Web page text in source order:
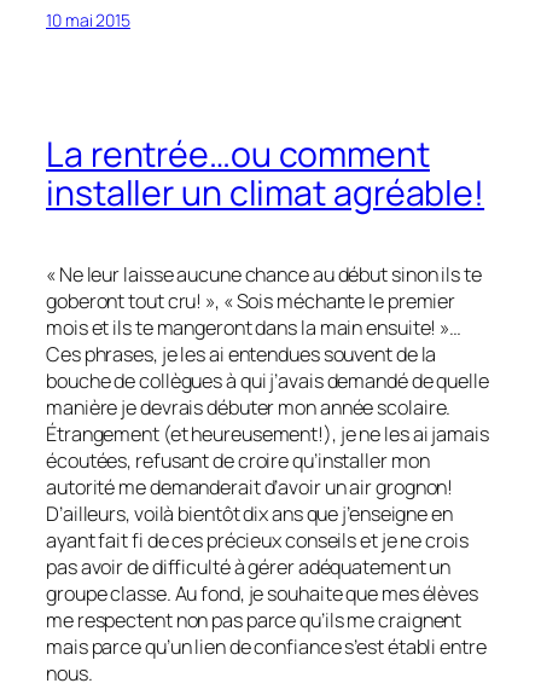
10 mai 2015
La rentrée…ou comment
installer un climat agréable!
« Ne leur laisse aucune chance au début sinon ils te
goberont tout cru! », « Sois méchante le premier
mois et ils te mangeront dans la main ensuite! »…
Ces phrases, je les ai entendues souvent de la
bouche de collègues à qui j’avais demandé de quelle
manière je devrais débuter mon année scolaire.
Étrangement (et heureusement!), je ne les ai jamais
écoutées, refusant de croire qu’installer mon
autorité me demanderait d’avoir un air grognon!
D’ailleurs, voilà bientôt dix ans que j’enseigne en
ayant fait fi de ces précieux conseils et je ne crois
pas avoir de difficulté à gérer adéquatement un
groupe classe. Au fond, je souhaite que mes élèves
me respectent non pas parce qu’ils me craignent
mais parce qu’un lien de confiance s’est établi entre
nous.